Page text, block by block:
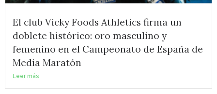
El club Vicky Foods Athletics firma un
doblete histórico: oro masculino y
femenino en el Campeonato de España de
Media Maratón
Leer más